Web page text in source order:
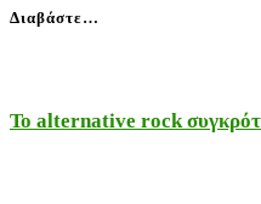
Διαβάστε…
Το alternative rock